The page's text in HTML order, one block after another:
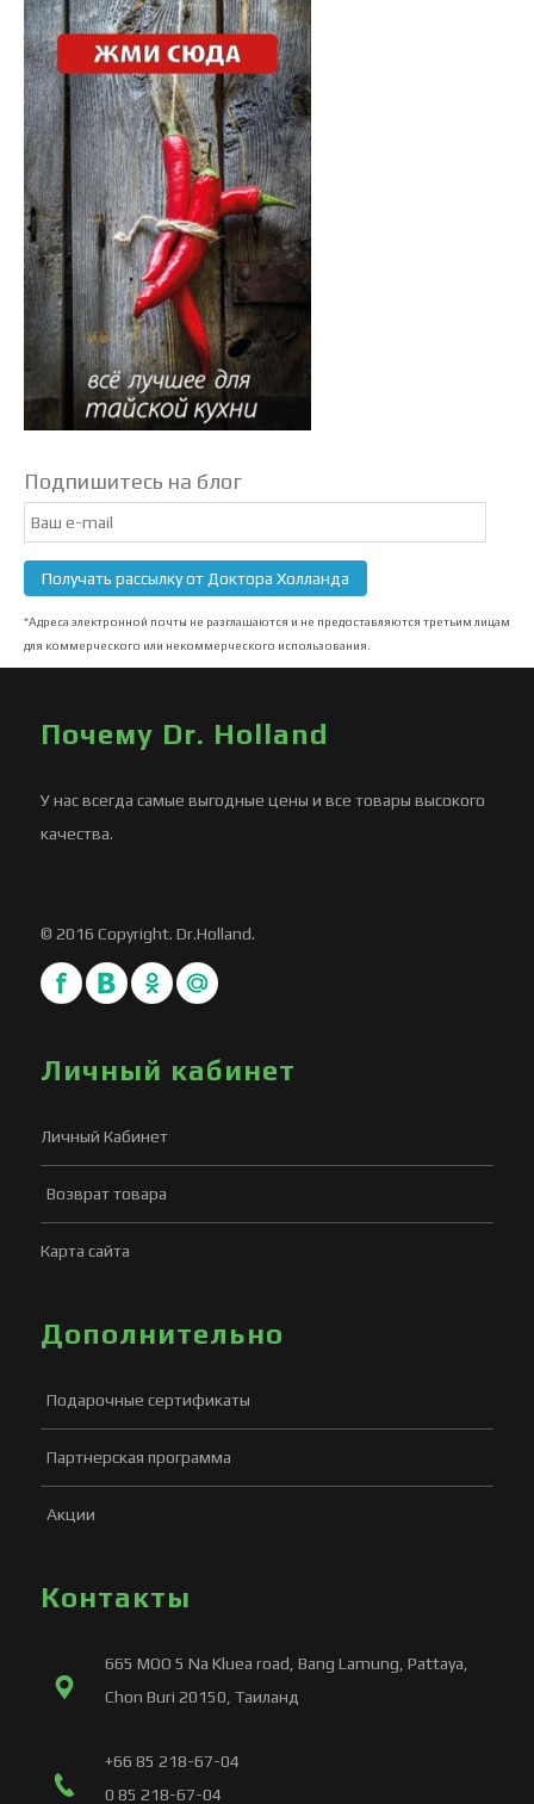
Подпишитесь на блог
Получать рассылку от Доктора Холланда
*Адреса электронной почты не разглашаются и не предоставляются третьим лицам
для коммерческого или некоммерческого использования.
Почему Dr. Holland
У нас всегда самые выгодные цены и все товары высокого
качества.
© 2016 Copyright. Dr.Holland.
Личный кабинет
Личный Кабинет
Возврат товара
Карта сайта
Дополнительно
Подарочные сертификаты
Партнерская программа
Акции
Контакты
665 MOO 5 Na Kluea road, Bang Lamung, Pattaya,
Chon Buri 20150, Таиланд
+66 85 218-67-04
0 85 218-67-04